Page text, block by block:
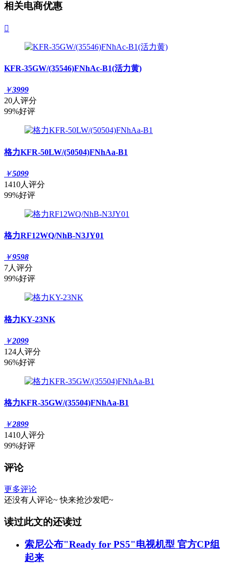
相关电商优惠

KFR-35GW/(35546)FNhAc-B1(活力黄)
￥3999
20人评分
99%好评
格力KFR-50LW/(50504)FNhAa-B1
￥5099
1410人评分
99%好评
格力RF12WQ/NhB-N3JY01
￥9598
7人评分
99%好评
格力KY-23NK
￥2099
124人评分
96%好评
格力KFR-35GW/(35504)FNhAa-B1
￥2899
1410人评分
99%好评
评论
更多评论
还没有人评论~ 快来抢沙发吧~
读过此文的还读过
索尼公布"Ready for PS5"电视机型 官方CP组
起来